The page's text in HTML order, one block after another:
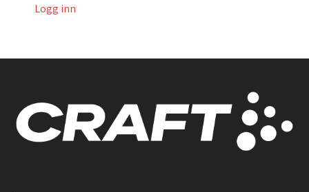
Logg inn